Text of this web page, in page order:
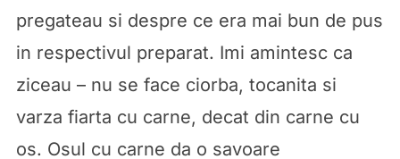
pregateau si despre ce era mai bun de pus
in respectivul preparat. Imi amintesc ca
ziceau – nu se face ciorba, tocanita si
varza fiarta cu carne, decat din carne cu
os. Osul cu carne da o savoare